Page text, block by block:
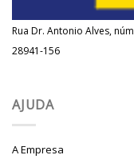
Rua Dr. Antonio Alves,
28941-156
AJUDA
A Empresa